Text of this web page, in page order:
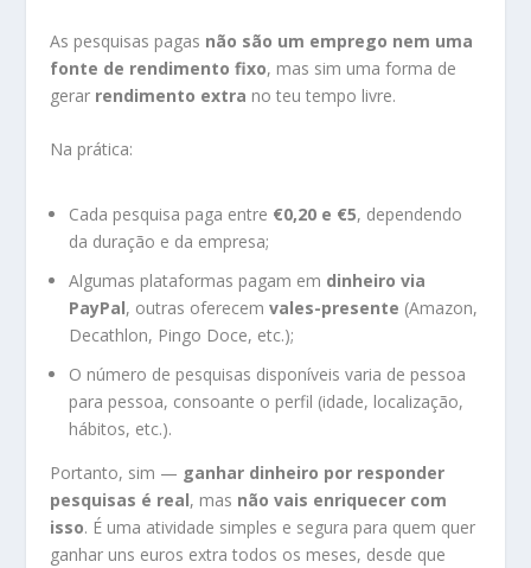
As pesquisas pagas não são um emprego nem uma
fonte de rendimento fixo, mas sim uma forma de
gerar rendimento extra no teu tempo livre.
Na prática:
Cada pesquisa paga entre €0,20 e €5, dependendo
da duração e da empresa;
Algumas plataformas pagam em dinheiro via
PayPal, outras oferecemvales-presente (Amazon,
Decathlon, Pingo Doce, etc.);
O número de pesquisas disponíveis varia de pessoa
para pessoa, consoante o perfil (idade, localização,
hábitos, etc.).
Portanto, sim — ganhar dinheiro por responder
pesquisas é real, mas não vais enriquecer com
isso. É uma atividade simples e segura para quem quer
ganhar uns euros extra todos os meses, desde que